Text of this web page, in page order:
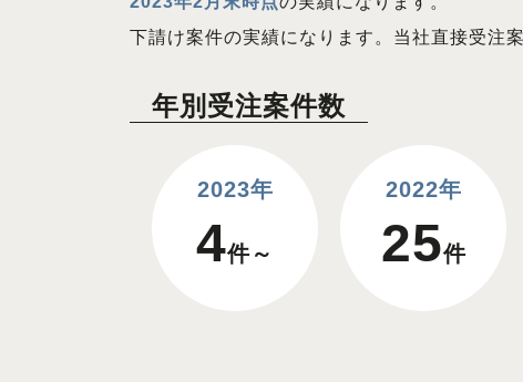
下請け案件の実績になります。当社直接受注
年別受注案件数
2023年
4件～
2022年
25件